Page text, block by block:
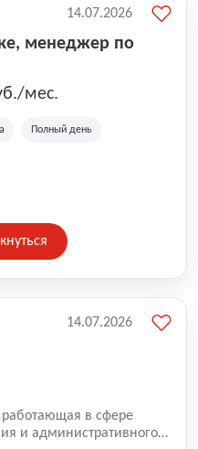
менеджер по
мес.
Полный день
14.07.2026
в сфере
и административного
14.07.2026